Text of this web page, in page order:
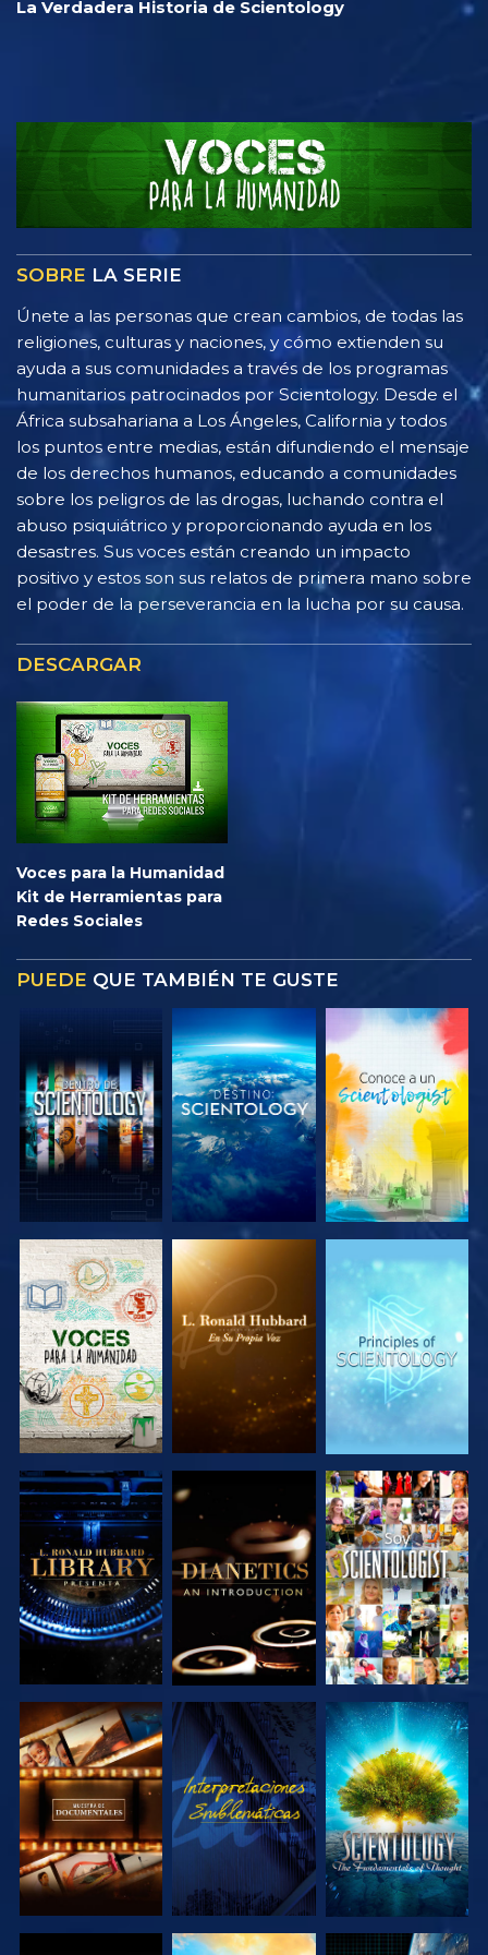
La Verdadera Historia de Scientology
SOBRE LA SERIE
Únete a las personas que crean cambios, de todas las
religiones, culturas y naciones, y cómo extienden su
ayuda a sus comunidades a través de los programas
humanitarios patrocinados por Scientology. Desde el
África subsahariana a Los Ángeles, California y todos
los puntos entre medias, están difundiendo el mensaje
de los derechos humanos, educando a comunidades
sobre los peligros de las drogas, luchando contra el
abuso psiquiátrico y proporcionando ayuda en los
desastres. Sus voces están creando un impacto
positivo y estos son sus relatos de primera mano sobre
el poder de la perseverancia en la lucha por su causa.
DESCARGAR
Voces para la Humanidad
Kit de Herramientas para
Redes Sociales
PUEDE QUE TAMBIÉN TE GUSTE
EXPLORA LAS
SERIES
EXPLORA LAS
SERIES
EXPLORA LAS
SERIES
EXPLORA LAS
SERIES
EXPLORA LAS
SERIES
VE
EXPLORA LAS
SERIES
VE
EXPLORA LAS
SERIES